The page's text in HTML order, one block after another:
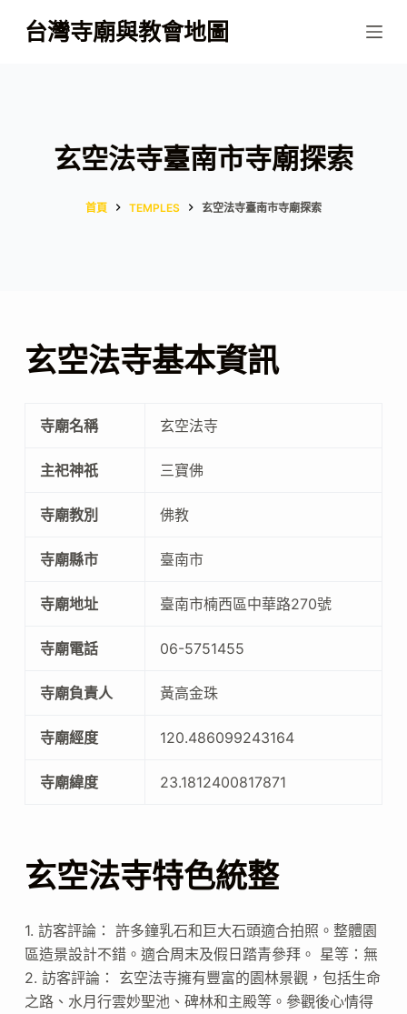
跳
至
台灣寺廟與教會地圖
玄空法寺臺南市寺廟探索
首頁 TEMPLES 玄空法寺臺南市寺廟探索
玄空法寺基本資訊
寺廟名稱 玄空法寺
主祀神祇 三寶佛
寺廟教別 佛教
寺廟縣市 臺南市
寺廟地址 臺南市楠西區中華路270號
寺廟電話 06-5751455
寺廟負責人 黃高金珠
寺廟經度 120.486099243164
寺廟緯度 23.1812400817871
玄空法寺特色統整
1. 訪客評論： 許多鐘乳石和巨大石頭適合拍照。整體園
區造景設計不錯。適合周末及假日踏青參拜。 星等：無
2. 訪客評論： 玄空法寺擁有豐富的園林景觀，包括生命
之路、水月行雲妙聖池、碑林和主殿等。參觀後心情得